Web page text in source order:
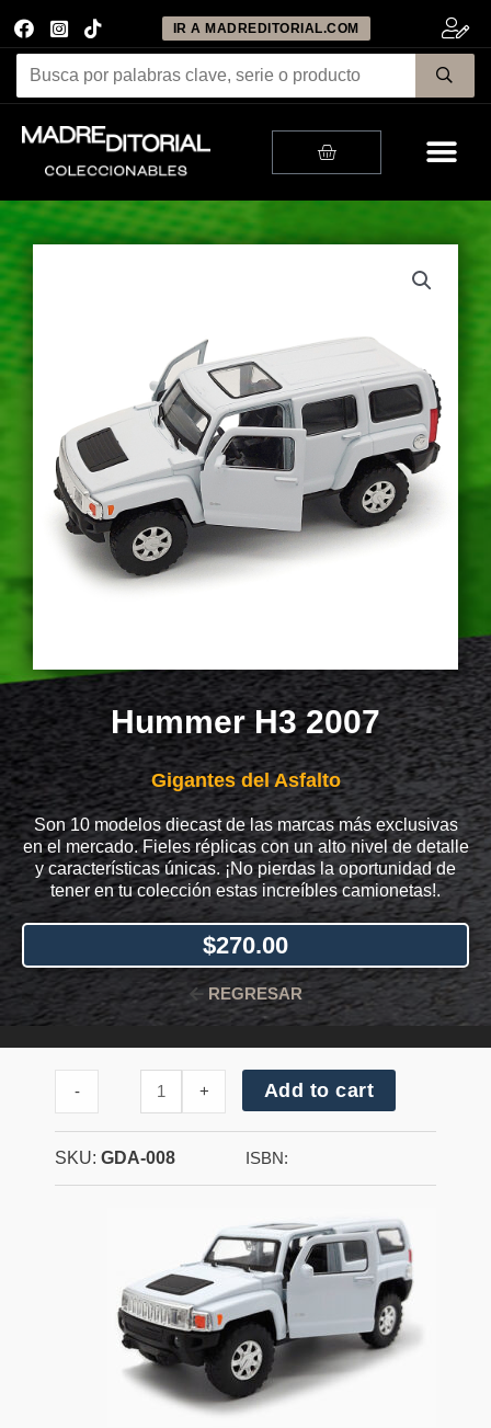
IR A MADREDITORIAL.COM
Cart
Hummer H3 2007
Gigantes del Asfalto
Son 10 modelos diecast de las marcas más exclusivas
en el mercado. Fieles réplicas con un alto nivel de detalle
y características únicas. ¡No pierdas la oportunidad de
tener en tu colección estas increíbles camionetas!.
$270.00
REGRESAR
Hummer
H3
2007
- + Add to cart
SKU: GDA-008 ISBN: